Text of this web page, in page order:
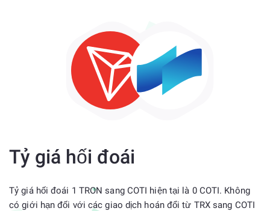
Tỷ giá hối đoái
Tỷ giá hối đoái 1 TRON sang COTI hiện tại là 0 COTI. Không
có giới hạn đối với các giao dịch hoán đổi từ TRX sang COTI